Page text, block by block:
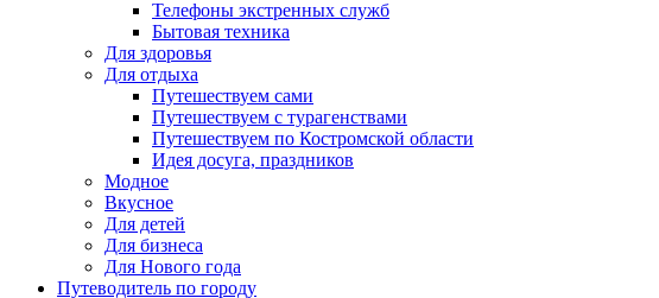
Телефоны экстренных служб
Бытовая техника
Для здоровья
Для отдыха
Путешествуем сами
Путешествуем с турагенствами
Путешествуем по Костромской области
Идея досуга, праздников
Модное
Вкусное
Для детей
Для бизнеса
Для Нового года
Путеводитель по городу